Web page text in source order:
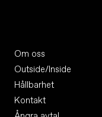
Om oss
Outside/Inside
Hållbarhet
Kontakt